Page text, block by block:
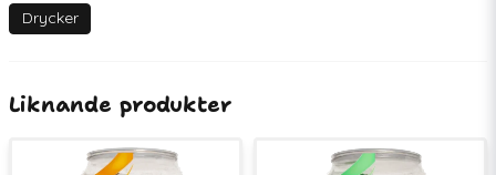
EAN
Drycker
Liknande produkter